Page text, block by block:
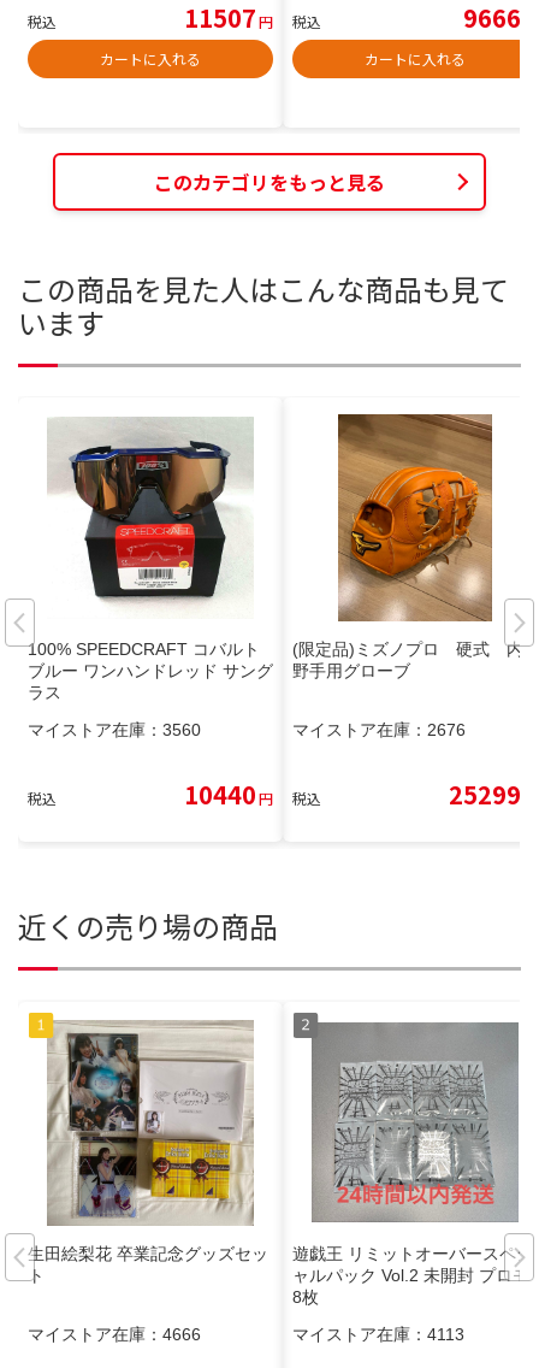
税込 11507円
カートに入れる
税込 9666
カートに入れる
このカテゴリをもっと見る
この商品を見た人はこんな商品も見て
います
100% SPEEDCRAFT コバルト
ブルー ワンハンドレッド サング
ラス
マイストア在庫： 3560
税込 10440円
(限定品)ミズノプロ 硬式 内
野手用グローブ
マイストア在庫： 2676
税込 25299
近くの売り場の商品
生田絵梨花 卒業記念グッズセッ
ト
マイストア在庫： 4666
遊戯王 リミットオーバースペシ
ャルパック Vol.2 未開封 プロモ
8枚
マイストア在庫： 4113